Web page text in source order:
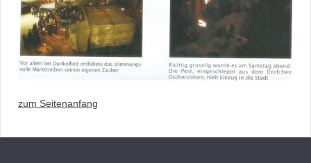
zum Seitenanfang